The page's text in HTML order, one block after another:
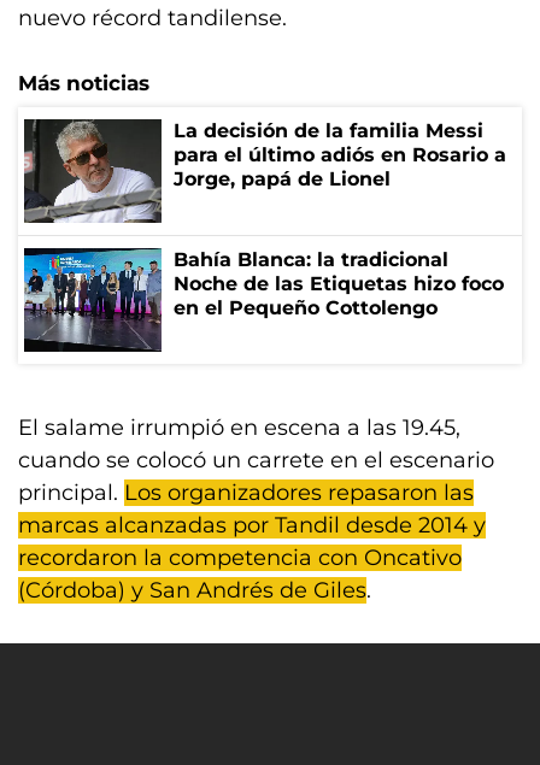
nuevo récord tandilense.
Más noticias
La decisión de la familia Messi
para el último adiós en Rosario a
Jorge, papá de Lionel
Bahía Blanca: la tradicional
Noche de las Etiquetas hizo foco
en el Pequeño Cottolengo
El salame irrumpió en escena a las 19.45,
cuando se colocó un carrete en el escenario
principal. Los organizadores repasaron las
marcas alcanzadas por Tandil desde 2014 y
recordaron la competencia con Oncativo
(Córdoba) y San Andrés de Giles.